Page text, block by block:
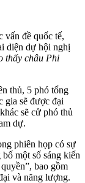
vấn đề quốc tế,
diện dự hội nghị
thấy châu Phi
thủ, 5 phó tổng
gia sẽ được đại
sẽ cử phó thủ
dự.
phiên họp có sự
một số sáng kiến
bao gồm
và năng lượng.